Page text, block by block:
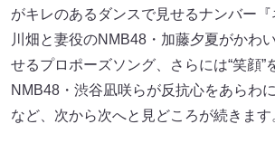
がキレのあるダンスで見せるナンバー『
川畑と妻役のNMB48・加藤夕夏がかわ
せるプロポーズソング、さらには“笑顔”
NMB48・渋谷凪咲らが反抗心をあらわ
など、次から次へと見どころが続きます